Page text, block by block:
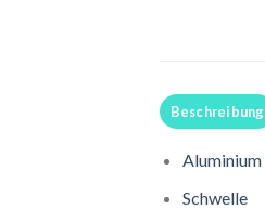
Beschreibung
Aluminium
Schwelle